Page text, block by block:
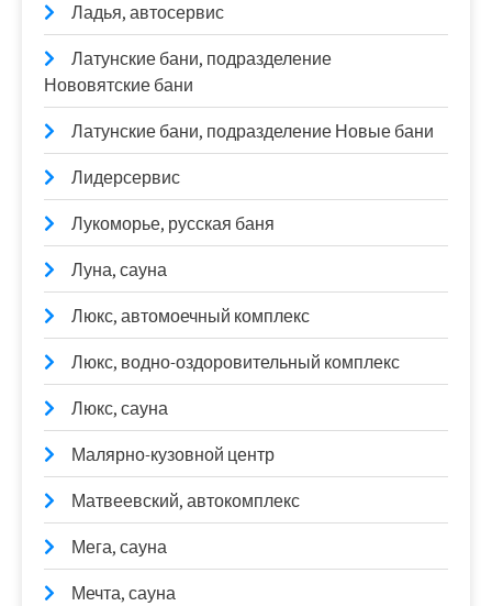
Ладья, автосервис
Латунские бани, подразделение
Нововятские бани
Латунские бани, подразделение Новые бани
Лидерсервис
Лукоморье, русская баня
Луна, сауна
Люкс, автомоечный комплекс
Люкс, водно-оздоровительный комплекс
Люкс, сауна
Малярно-кузовной центр
Матвеевский, автокомплекс
Мега, сауна
Мечта, сауна